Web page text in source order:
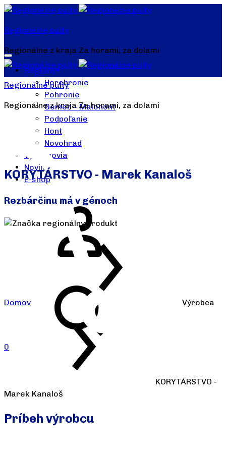
Regionálne pulty
Regionálne z kraja Za horami, za dolami
Regióny
Horehronie
Pohronie
Gemer – Malohont
Podpoľanie
Hont
Novohrad
Výrobcovia
Novinky
E-shop
Regionálne pulty
Regionálne z kraja Za horami, za dolami
0
KORYTÁRSTVO - Marek Kanaloš
Rezbárčinu má v génoch
Domov Výrobca
KORYTÁRSTVO -
Marek Kanaloš
Príbeh výrobcu